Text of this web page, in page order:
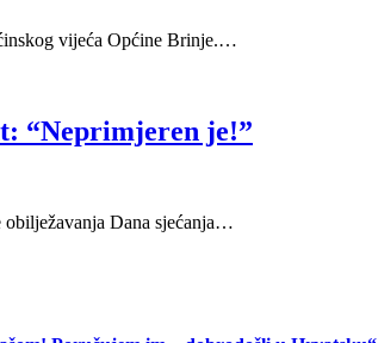
vijeća Općine Brinje.…
“Neprimjeren je!”
obilježavanja Dana sjećanja…